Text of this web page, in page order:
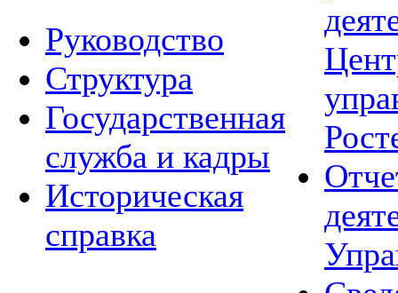
Руководство
Структура
Государственная
служба и кадры
Историческая
справка